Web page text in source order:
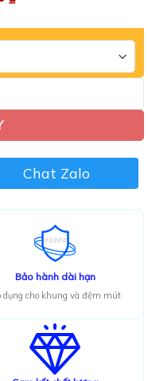
khẩu số lượng
Chat Zalo
Bảo hành dài hạn
dụng cho khung và đệm mút